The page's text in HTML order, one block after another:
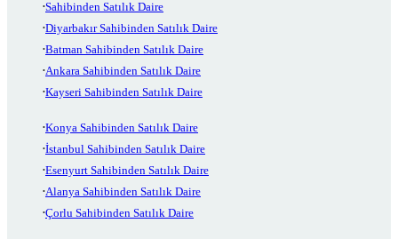
Sahibinden Satılık Daire
Diyarbakır Sahibinden Satılık Daire
Batman Sahibinden Satılık Daire
Ankara Sahibinden Satılık Daire
Kayseri Sahibinden Satılık Daire
Konya Sahibinden Satılık Daire
İstanbul Sahibinden Satılık Daire
Esenyurt Sahibinden Satılık Daire
Alanya Sahibinden Satılık Daire
Çorlu Sahibinden Satılık Daire